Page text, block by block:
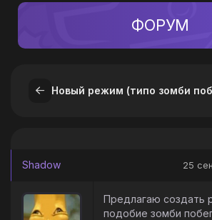
ФОРУМ
Новый режим (типо зомби
Shadow 25
Предлагаю создать
подобие зомби